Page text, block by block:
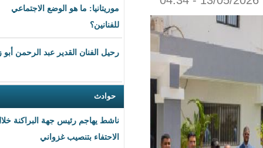
موريتانيا: ما هو الوضع الاجتماعي
للفنانين؟
رحيل الفنان القدير عبد الرحمن أبو زهرة
حوادث
ناشط يهاجم رئيس جهة البراكنة خلال
الاحتفاء بتنصيب غزواني